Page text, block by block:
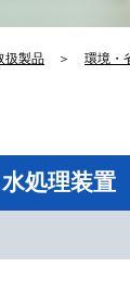
扱製品 ＞ 環境・
水処理装